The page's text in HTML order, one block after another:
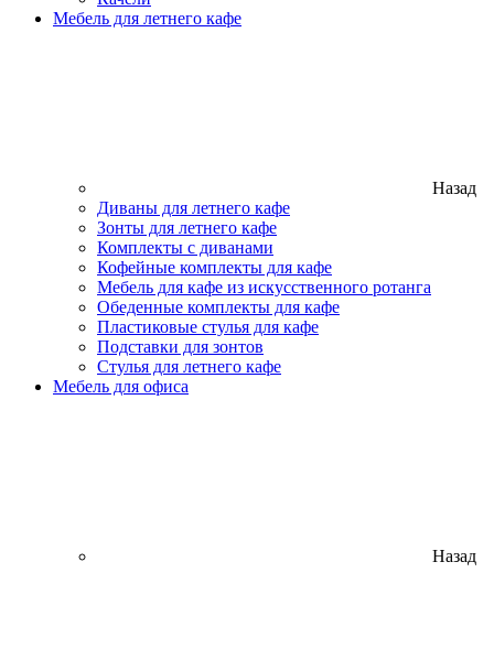
Мебель для летнего кафе
Назад
Диваны для летнего кафе
Зонты для летнего кафе
Комплекты с диванами
Кофейные комплекты для кафе
Мебель для кафе из искусственного ротанга
Обеденные комплекты для кафе
Пластиковые стулья для кафе
Подставки для зонтов
Стулья для летнего кафе
Мебель для офиса
Назад